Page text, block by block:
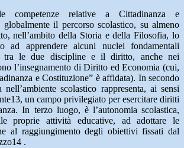
competenze relative a Cittadinanza e
globalmente il percorso scolastico, su almeno
nell’ambito della Storia e della Filosofia, lo
ad apprendere alcuni nuclei fondamentali
tra le due discipline e il diritto, anche nei
l’insegnamento di Diritto ed Economia (cui,
e Costituzione” è affidata). In secondo
scolastico rappresenta, ai sensi
un campo privilegiato per esercitare diritti
In terzo luogo, è l’autonomia scolastica,
proprie attività educative, ad adottare le
al raggiungimento degli obiettivi fissati dal
.